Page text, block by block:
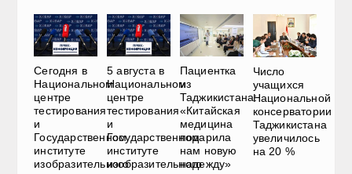
Сегодня в
Национальном
центре
тестирования
и
Государственном
институте
изобразительного
5 августа в
Национальном
центре
тестирования
и
Государственном
институте
изобразительного
Пациентка
из
Таджикистана:
«Китайская
медицина
подарила
нам новую
надежду»
Число
учащихся
Национальной
консерватории
Таджикистана
увеличилось
на 20 %